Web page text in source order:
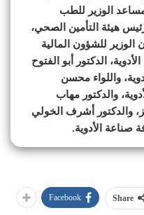
مساعد الوزير للطب
هيئة التأمين الصحي،
للشؤون المالية
الدكتور أبو الفتوح
واللواء محسن
والدكتور مهاب
والدكتور أشرف الخولي
صناعة الأدوية.
Share
Facebook